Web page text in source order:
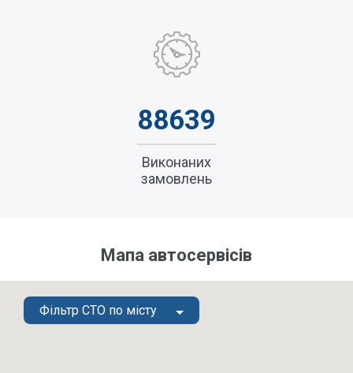
88639
Виконаних
замовлень
Мапа автосервісів
Фільтр СТО по місту